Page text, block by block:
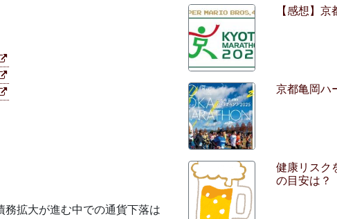
拡大が進む中での通貨下落は
【感想】
京都亀岡ハ
健康リスク
の目安は？